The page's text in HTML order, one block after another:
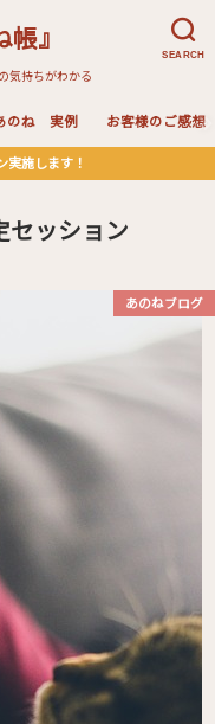
SEARCH
』
気持ちがわかる
のね 実例 お客様のご感想
実施します！
セッション
あのねブログ